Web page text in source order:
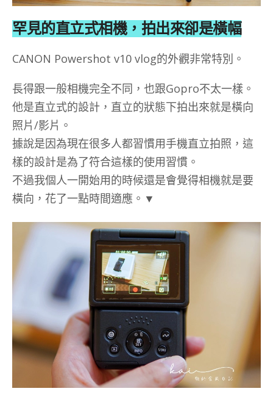
罕見的直立式相機，拍出來卻是橫幅
CANON Powershot v10 vlog的外觀非常特別。
長得跟一般相機完全不同，也跟Gopro不太一樣。
他是直立式的設計，直立的狀態下拍出來就是橫向
照片/影片。
據說是因為現在很多人都習慣用手機直立拍照，這
樣的設計是為了符合這樣的使用習慣。
不過我個人一開始用的時候還是會覺得相機就是要
橫向，花了一點時間適應。▼